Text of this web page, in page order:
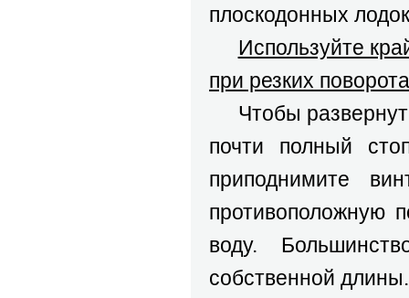
плоскодонных
Используйте
при резких
Чтобы
почти полный
приподнимите
противоположную
воду.
собственной длины.